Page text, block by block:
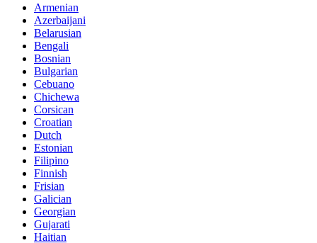
Armenian
Azerbaijani
Belarusian
Bengali
Bosnian
Bulgarian
Cebuano
Chichewa
Corsican
Croatian
Dutch
Estonian
Filipino
Finnish
Frisian
Galician
Georgian
Gujarati
Haitian